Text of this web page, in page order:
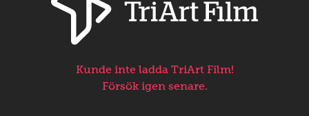
Kunde inte ladda TriArt Film!
Försök igen senare.